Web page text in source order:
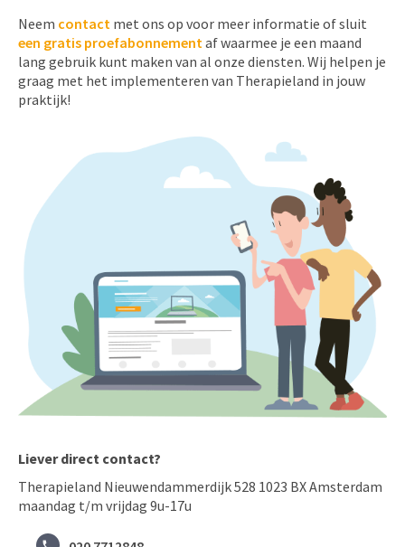
Neem contact met ons op voor meer informatie of sluit
een gratis proefabonnementaf waarmee je een maand
lang gebruik kunt maken van al onze diensten. Wij helpen je
graag met het implementeren van Therapieland in jouw
praktijk!
Liever direct contact?
Therapieland Nieuwendammerdijk 528 1023 BX Amsterdam
maandag t/m vrijdag 9u-17u